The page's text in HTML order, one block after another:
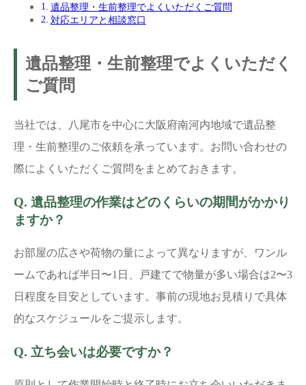
遺品整理・生前整理でよくいただくご質問
対応エリアと相談窓口
遺品整理・生前整理でよくいただく
ご質問
当社では、八尾市を中心に大阪府南河内地域で遺品整
理・生前整理のご依頼を承っています。お問い合わせの
際によくいただくご質問をまとめておきます。
Q. 遺品整理の作業はどのくらいの期間がかかり
ますか？
お部屋の広さや荷物の量によって異なりますが、ワンル
ームであれば半日〜1日、戸建てで物量が多い場合は2〜3
日程度を目安としています。事前の現地お見積りで具体
的なスケジュールをご提示します。
Q. 立ち会いは必要ですか？